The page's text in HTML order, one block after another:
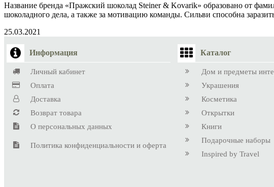
Название бренда «Пражский шоколад Steiner & Kovarik» образовано от
шоколадного дела, а также за мотивацию команды. Сильви способна
25.03.2021
Информация
Личный кабинет
Оплата
Доставка
Возврат товара
О персональных данных
Политика конфиденциальности и оферта
Каталог
Дом и предметы
Украшения
Косметика
Открытки
Книги
Подарочные наборы
Inspired by Travel